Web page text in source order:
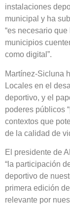
instalaciones
municipal y ha
“es necesario
municipios
como digital”.
Martínez-Sicluna
Locales en el
deportivo, y el
poderes públicos
contextos que
de la calidad de
El presidente de
“la participación
deportivo de
primera edición
relevante por